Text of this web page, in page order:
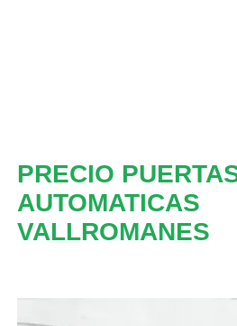
PRECIO
AUTOMATICAS
VALLROMANES